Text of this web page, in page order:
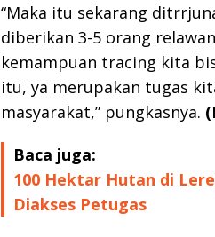
“Maka itu sekarang
diberikan 3-5 orang
kemampuan tracing kita
itu, ya merupakan tugas
masyarakat,” pungkasnya.
Baca juga:
100 Hektar Hutan di
Diakses Petugas